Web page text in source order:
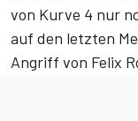
von Kurve 4 nur
auf den letzten
Angriff von Felix